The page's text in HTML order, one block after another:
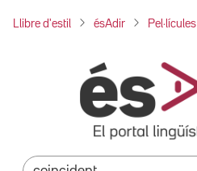
Llibre d'estil ésAdir Pel·lícules